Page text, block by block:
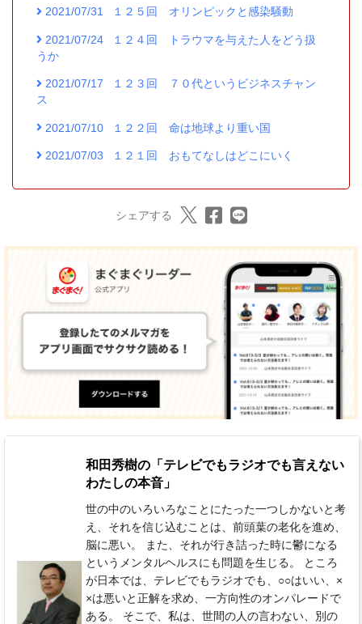
2021/07/31 １２５回 オリンピックと感染騒動
2021/07/24
１２４回 トラウマを与えた人をどう扱
うか
2021/07/17
１２３回 ７０代というビジネスチャン
ス
2021/07/10 １２２回 命は地球より重い国
2021/07/03 １２１回 おもてなしはどこにいく
シェアする
和田秀樹の「テレビでもラジオでも言えない
わたしの本音」
世の中のいろいろなことにたった一つしかないと考
え、それを信じ込むことは、前頭葉の老化を進め、
脳に悪い。 また、それが行き詰った時に鬱になる
というメンタルヘルスにも問題を生じる。 ところ
が日本では、テレビでもラジオでも、○○はいい、×
×は悪いと正解を求め、一方向性のオンパレードで
ある。 そこで、私は、世間の人の言わない、別の